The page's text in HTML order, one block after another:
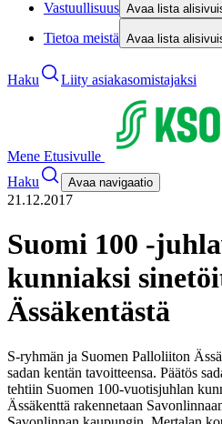
Vastuullisuus Avaa lista
Tietoa meistä Avaa lista
Haku Liity asiakasomistajaksi
Mene Etusivulle
Haku
Avaa navigaatio
21.12.2017
Suomi 100 -
kunniaksi
Ässäkentästä
S-ryhmän ja Suomen Palloliiton
sadan kentän tavoitteensa. Päätös
tehtiin Suomen 100-vuotisjuhlan
Ässäkenttä rakennetaan